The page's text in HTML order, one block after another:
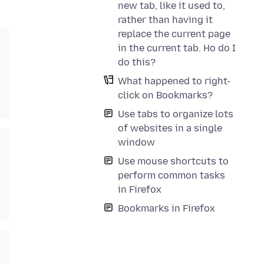
new tab, like it used to,
rather than having it
replace the current page
in the current tab. Ho do I
do this?
What happened to right-
click on Bookmarks?
Use tabs to organize lots
of websites in a single
window
Use mouse shortcuts to
perform common tasks
in Firefox
Bookmarks in Firefox